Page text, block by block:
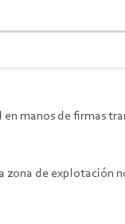
manos de firmas
de explotación